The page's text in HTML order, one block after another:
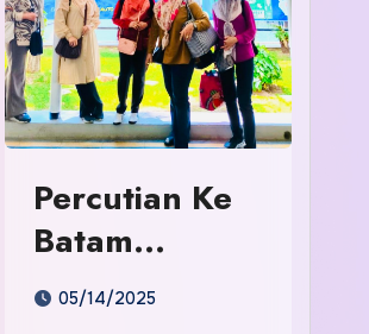
Percutian Ke
Batam
Indonesia
05/14/2025